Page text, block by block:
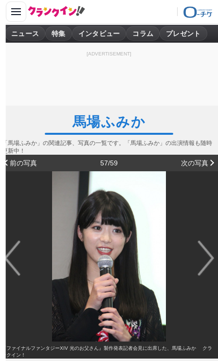
ニュース 特集 インタビュー コラム プレゼント
[ADVERTISEMENT]
馬場ふみか
「馬場ふみか」の関連記事、写真の一覧です。「馬場ふみか」の出演情報も随時
更新中！
前の写真 57/59 次の写真
『ファイナルファンタジーXIV 光のお父さん』製作発表記者会見に出席した、馬場ふみか クラ
ンクイン！